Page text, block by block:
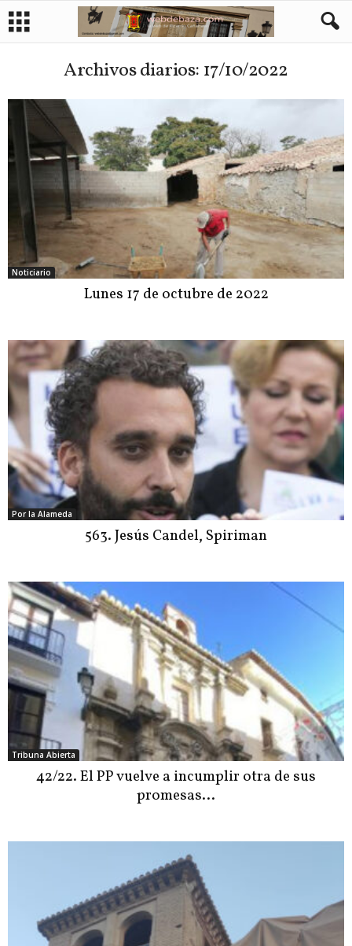
Archivos diarios: 17/10/2022
Noticiario
Lunes 17 de octubre de 2022
Por la Alameda
563. Jesús Candel, Spiriman
Tribuna Abierta
42/22. El PP vuelve a incumplir otra de sus
promesas…